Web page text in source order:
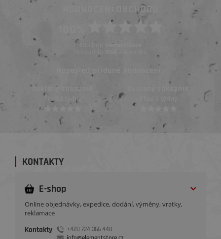
HODNOCENÍ OBCHODU
Obchod ElementStore
hodnotilo
Naposled přidané hodnocení::
Ověřený zákazník
Před 3 týdny
KONTAKTY
E-shop
Online objednávky, expedice, dodání, výměny, vratky,
reklamace
Kontakty
+420 724 366 440